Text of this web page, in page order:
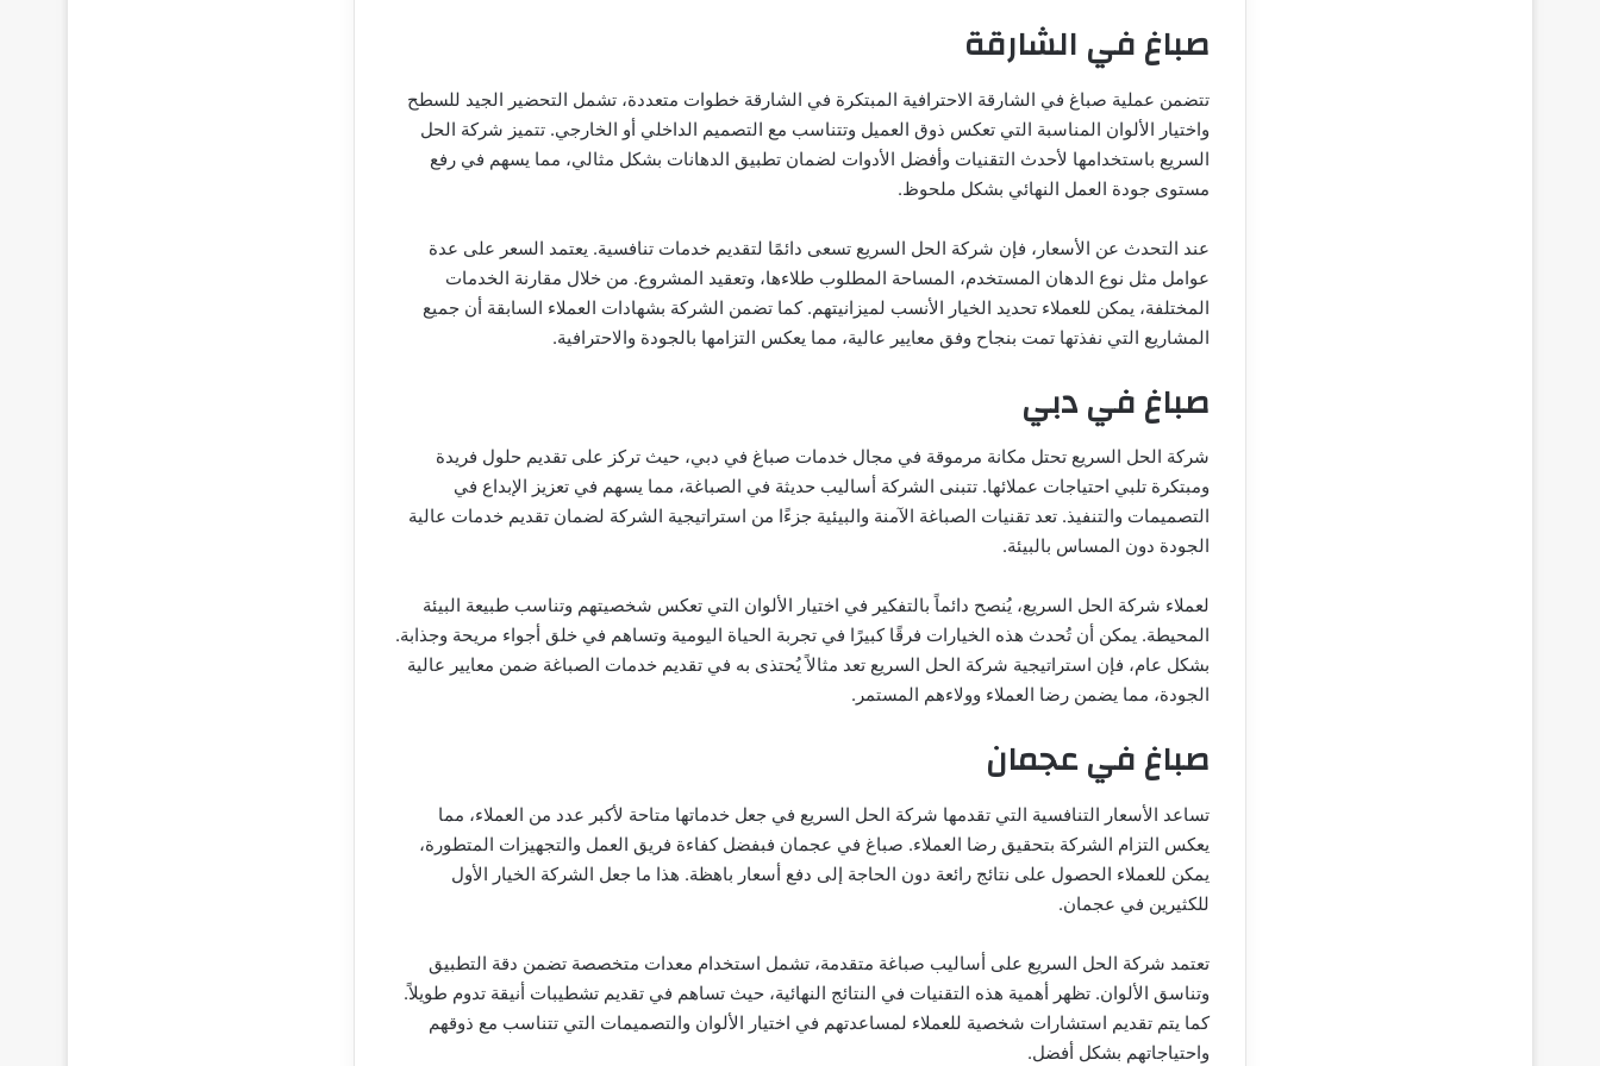
صباغ في الشارقة
تتضمن عملية صباغ في الشارقة الاحترافية المبتكرة في الشارقة خطوات متعددة، تشمل التحضير الجيد للسطح
واختيار الألوان المناسبة التي تعكس ذوق العميل وتتناسب مع التصميم الداخلي أو الخارجي. تتميز شركة الحل
السريع باستخدامها لأحدث التقنيات وأفضل الأدوات لضمان تطبيق الدهانات بشكل مثالي، مما يسهم في رفع
مستوى جودة العمل النهائي بشكل ملحوظ.
عند التحدث عن الأسعار، فإن شركة الحل السريع تسعى دائمًا لتقديم خدمات تنافسية. يعتمد السعر على عدة
عوامل مثل نوع الدهان المستخدم، المساحة المطلوب طلاءها، وتعقيد المشروع. من خلال مقارنة الخدمات
المختلفة، يمكن للعملاء تحديد الخيار الأنسب لميزانيتهم. كما تضمن الشركة بشهادات العملاء السابقة أن جميع
المشاريع التي نفذتها تمت بنجاح وفق معايير عالية، مما يعكس التزامها بالجودة والاحترافية.
صباغ في دبي
شركة الحل السريع تحتل مكانة مرموقة في مجال خدمات صباغ في دبي، حيث تركز على تقديم حلول فريدة
ومبتكرة تلبي احتياجات عملائها. تتبنى الشركة أساليب حديثة في الصباغة، مما يسهم في تعزيز الإبداع في
التصميمات والتنفيذ. تعد تقنيات الصباغة الآمنة والبيئية جزءًا من استراتيجية الشركة لضمان تقديم خدمات عالية
الجودة دون المساس بالبيئة.
لعملاء شركة الحل السريع، يُنصح دائماً بالتفكير في اختيار الألوان التي تعكس شخصيتهم وتناسب طبيعة البيئة
المحيطة. يمكن أن تُحدث هذه الخيارات فرقًا كبيرًا في تجربة الحياة اليومية وتساهم في خلق أجواء مريحة وجذابة.
بشكل عام، فإن استراتيجية شركة الحل السريع تعد مثالاً يُحتذى به في تقديم خدمات الصباغة ضمن معايير عالية
الجودة، مما يضمن رضا العملاء وولاءهم المستمر.
صباغ في عجمان
تساعد الأسعار التنافسية التي تقدمها شركة الحل السريع في جعل خدماتها متاحة لأكبر عدد من العملاء، مما
يعكس التزام الشركة بتحقيق رضا العملاء. صباغ في عجمان فبفضل كفاءة فريق العمل والتجهيزات المتطورة،
يمكن للعملاء الحصول على نتائج رائعة دون الحاجة إلى دفع أسعار باهظة. هذا ما جعل الشركة الخيار الأول
للكثيرين في عجمان.
تعتمد شركة الحل السريع على أساليب صباغة متقدمة، تشمل استخدام معدات متخصصة تضمن دقة التطبيق
وتناسق الألوان. تظهر أهمية هذه التقنيات في النتائج النهائية، حيث تساهم في تقديم تشطيبات أنيقة تدوم طويلاً.
كما يتم تقديم استشارات شخصية للعملاء لمساعدتهم في اختيار الألوان والتصميمات التي تتناسب مع ذوقهم
واحتياجاتهم بشكل أفضل.